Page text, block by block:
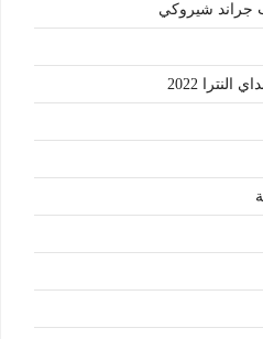
جراند شيروكي
2022